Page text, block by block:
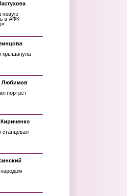
новую
в АФК
крышанула
Любимов
портрет
Кириченко
станцевал